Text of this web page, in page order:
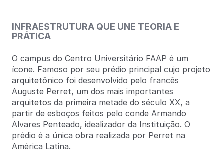
INFRAESTRUTURA QUE UNE TEORIA E
PRÁTICA
O campus do Centro Universitário FAAP é um
ícone. Famoso por seu prédio principal cujo projeto
arquitetônico foi desenvolvido pelo francês
Auguste Perret, um dos mais importantes
arquitetos da primeira metade do século XX, a
partir de esboços feitos pelo conde Armando
Alvares Penteado, idealizador da Instituição. O
prédio é a única obra realizada por Perret na
América Latina.